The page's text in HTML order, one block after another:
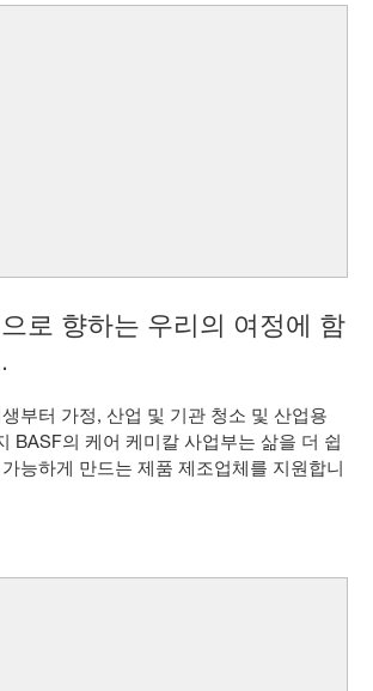
로 향하는 우리의 여정에 함
부터 가정, 산업 및 기관 청소 및 산업용
BASF의 케어 케미칼 사업부는 삶을 더 쉽
능하게 만드는 제품 제조업체를 지원합니